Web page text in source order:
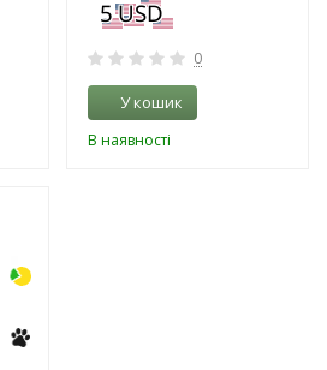
0
У кошик
В наявності